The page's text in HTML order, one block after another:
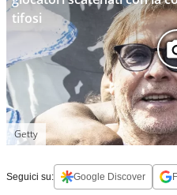
tifosi
Getty
Seguici su: Google Discover